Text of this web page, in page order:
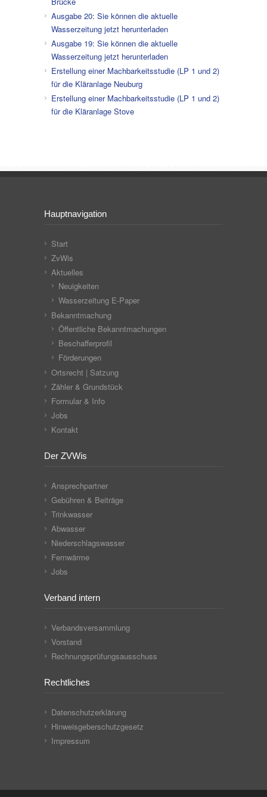
Ausgabe 20: Sie können die aktuelle
Wasserzeitung jetzt herunterladen
Ausgabe 19: Sie können die aktuelle
Wasserzeitung jetzt herunterladen
Erstellung einer Machbarkeitsstudie (LP 1 und 2)
für die Kläranlage Neuburg
Erstellung einer Machbarkeitsstudie (LP 1 und 2)
für die Kläranlage Stove
Hauptnavigation
Start
ZvWis
Aktuelles
Neuigkeiten
Wasserzeitung E-Paper
Bekanntmachung
Öffentliche Bekanntmachungen
Beschafferprofil
Förderungen
Ortsrecht | Satzung
Zähler & Grundstück
Formular & Info
Jobs
Kontakt
Der ZVWis
Ansprechpartner
Gebühren & Beiträge
Trinkwasser
Abwasser
Niederschlagswasser
Fernwärme
Jobs
Verband intern
Verbandsversammlung
Vorstand
Rechnungsprüfungsausschuss
Rechtliches
Datenschutzerklärung
Hinweisgeberschutzgesetz
Impressum